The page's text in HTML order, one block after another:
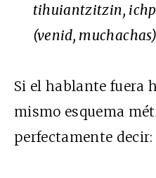
tihuiantzitzin,
(venid,
Si el hablante fuera
mismo esquema
perfectamente decir: